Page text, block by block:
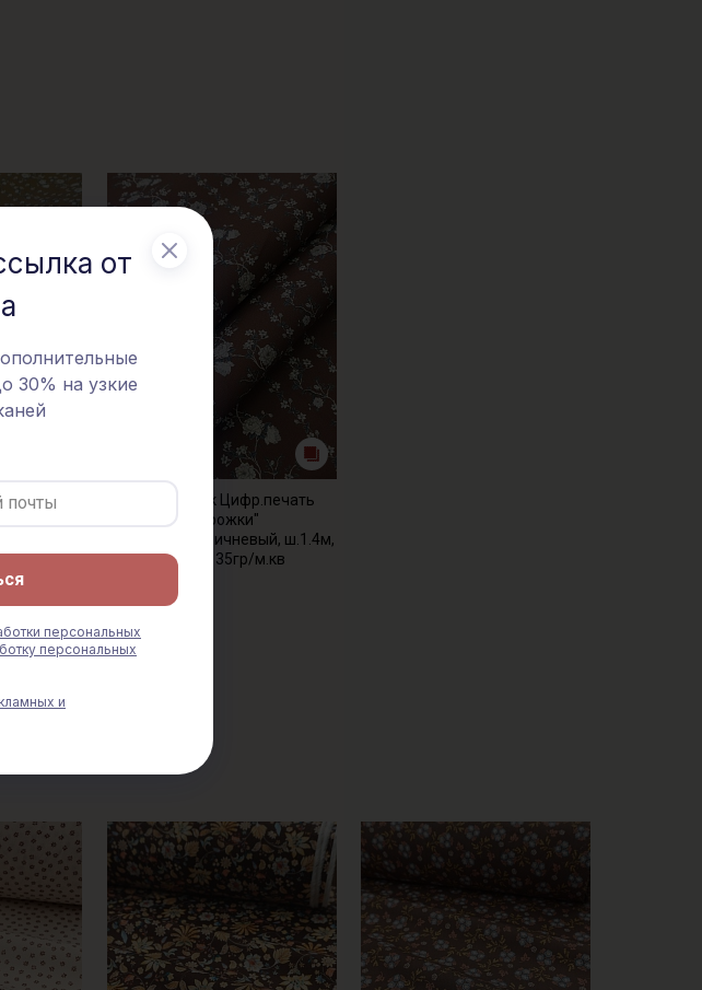
135гр/
Импорт. хлопок Цифр.печать
"Цветущие дорожки"
цв.бежево-коричневый, ш.1.4м,
хлопок-100%, 135гр/м.кв
от
30% на узкие
персональных
персональных
и